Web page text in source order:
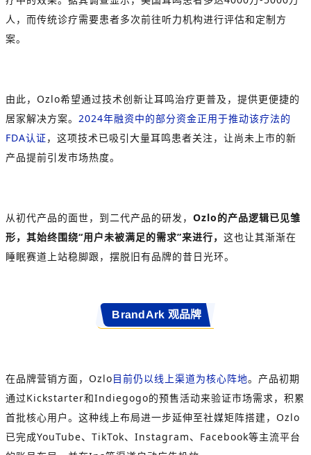
人，而传统诊疗需要患者多次前往听力机构进行评估和定制方
案。
由此，Ozlo希望通过技术创新让耳鸣治疗更普及，提供更便捷的
居家解决方案。 2024年融资中的部分资金正用于推动该疗法的
FDA认证，这项技术已吸引大量耳鸣患者关注，让尚未上市的新
产品提前引发市场热度。
从初代产品的面世，到二代产品的研发， Ozlo的产品逻辑已见雏
形，其始终围绕“用户未被满足的需求”来进行， 这也让其渐渐在
睡眠赛道上站稳脚跟，摆脱旧有品牌的昔日光环。
BrandArk 观品牌
在品牌营销方面，Ozlo目前仍以线上渠道为核心阵地。产品初期
通过Kickstarter和Indiegogo的预售活动来验证市场需求，积累
首批核心用户。这种线上布局进一步延伸至社媒矩阵搭建，Ozlo
已完成YouTube、TikTok、Instagram、Facebook等主流平台